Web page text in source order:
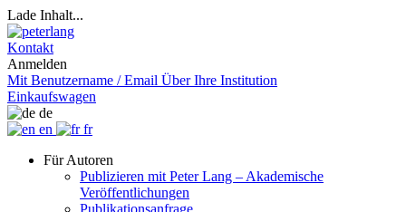
Lade Inhalt...
Kontakt
Anmelden
Mit Benutzername / Email Über Ihre Institution
Einkaufswagen
de
en
fr
Für Autoren
Publizieren mit Peter Lang – Akademische
Veröffentlichungen
Publikationsanfrage